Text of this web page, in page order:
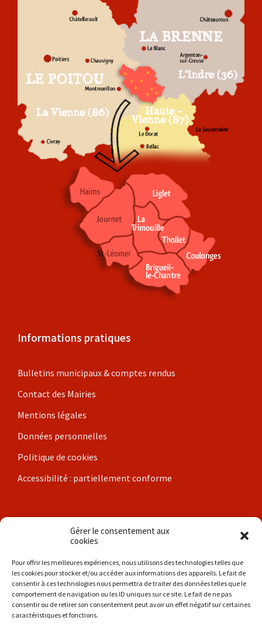
Gérer le consentement aux
cookies
Pour offrir les meilleures expériences, nous utilisons des technologies telles que
les cookies pour stocker et/ou accéder aux informations des appareils. Le fait de
consentir à ces technologies nous permettra de traiter des données telles que le
comportement de navigation ou les ID uniques sur ce site. Le fait de ne pas
consentir ou de retirer son consentement peut avoir un effet négatif sur certaines
caractéristiques et fonctions.
Informations pratiques
Bulletins municipaux & comptes rendus
Contact des Mairies
Mentions légales
Données personnelles
Politique de cookies
Accessibilité : partiellement conforme
Nos communes
Brigueil-le-Chantre
Coulonges
Les Hérolles
La Trimouille